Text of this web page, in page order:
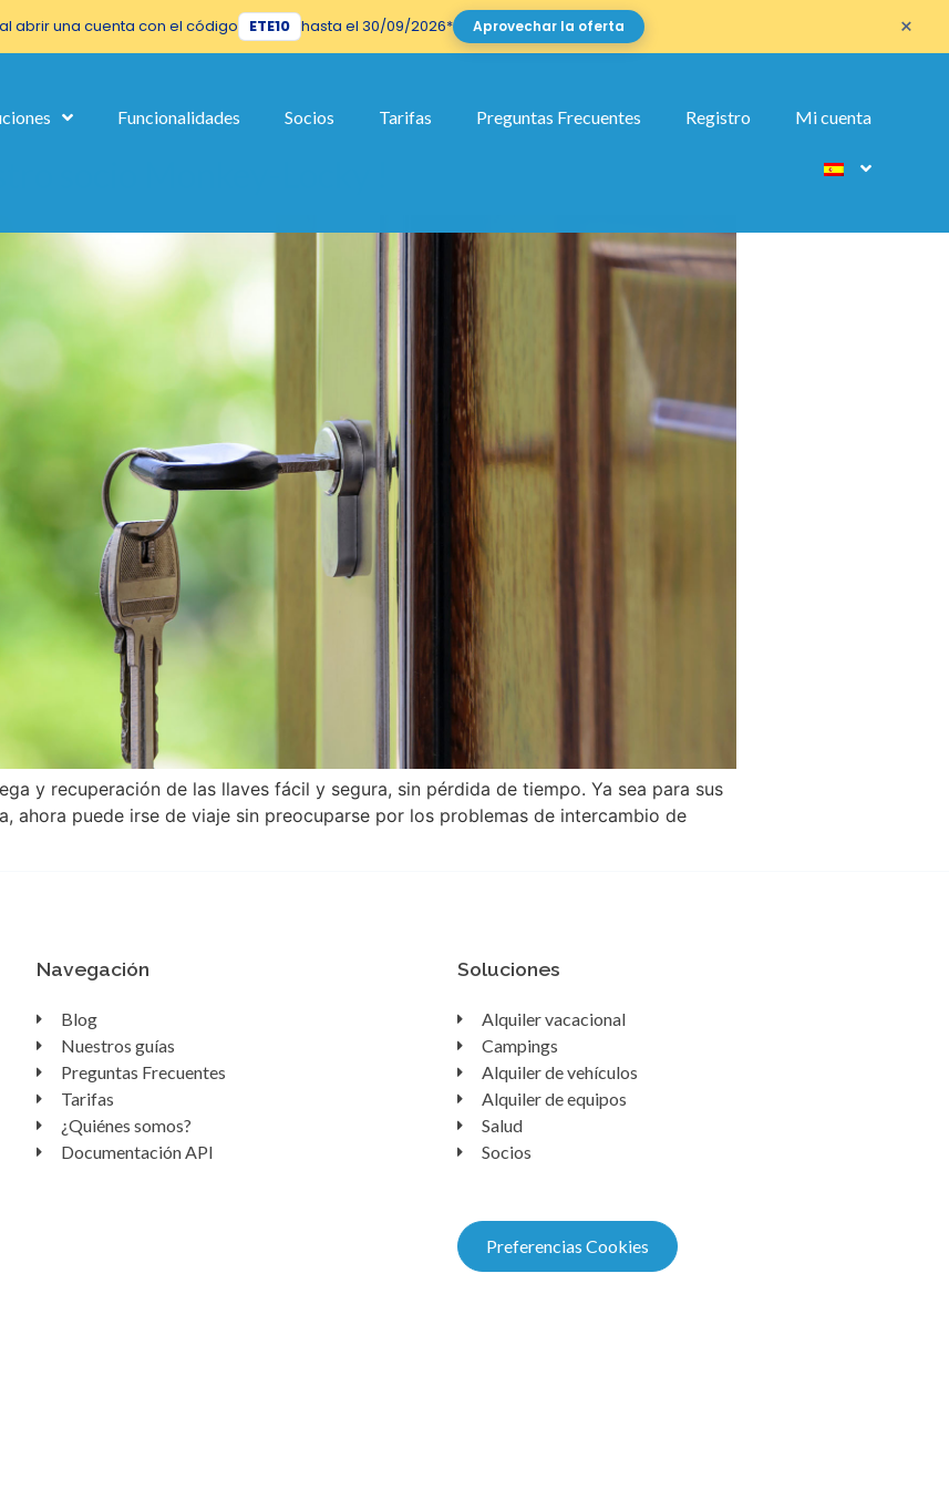
al abrir una cuenta con el código ETE10 hasta el 30/09/2026* Aprovechar la oferta ×
Funcionalidades Socios Tarifas Preguntas Frecuentes Registro Mi cuenta
de pago
y recuperación de las llaves fácil y segura, sin pérdida de tiempo. Ya sea para sus
ahora puede irse de viaje sin preocuparse por los problemas de intercambio de
Navegación
Blog
Nuestros guías
Preguntas Frecuentes
Tarifas
¿Quiénes somos?
Documentación API
Soluciones
Alquiler vacacional
Campings
Alquiler de vehículos
Alquiler de equipos
Salud
Socios
Preferencias Cookies